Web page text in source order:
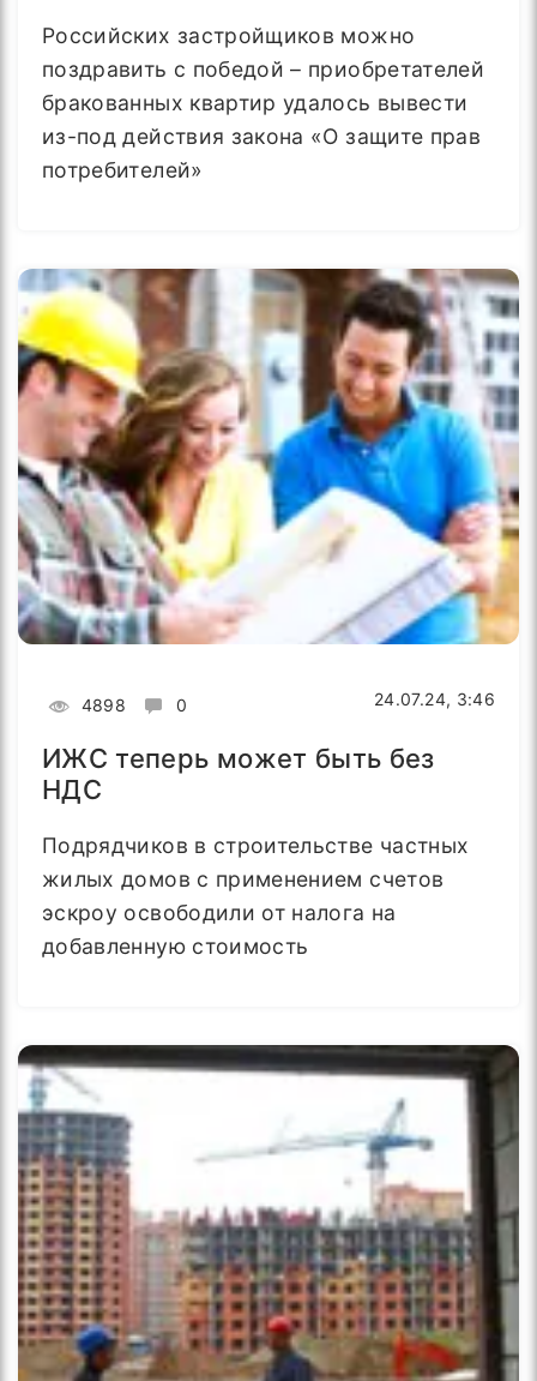
Российских застройщиков можно
поздравить с победой – приобретателей
бракованных квартир удалось вывести
из-под действия закона «О защите прав
потребителей»
4898 0 24.07.24, 3:46
ИЖС теперь может быть без
НДС
Подрядчиков в строительстве частных
жилых домов с применением счетов
эскроу освободили от налога на
добавленную стоимость